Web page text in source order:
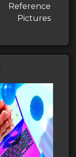
запись
Reference
Pictures